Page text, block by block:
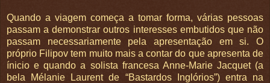
Quando a viagem começa a tomar forma, várias pessoas
passam a demonstrar outros interesses embutidos que não
passam necessariamente pela apresentação em si. O
próprio Filipov tem muito mais a contar do que apresenta de
ínicio e quando a solista francesa Anne-Marie Jacquet (a
bela Mélanie Laurent de “Bastardos Inglórios”) entra na